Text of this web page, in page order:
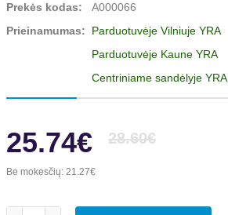
Prekės kodas:
A000066
Prieinamumas:
Parduotuvėje Vilniuje YRA
Parduotuvėje Kaune YRA
Centriniame sandėlyje YRA
25.74€ 28.60€
Be mokesčių:21.27€